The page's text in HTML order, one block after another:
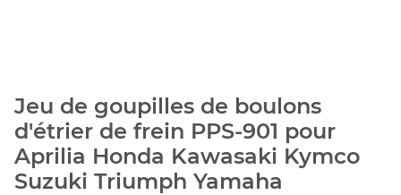
Jeu de goupilles de boulons
d'étrier de frein PPS-901 pour
Aprilia Honda Kawasaki Kymco
Suzuki Triumph Yamaha